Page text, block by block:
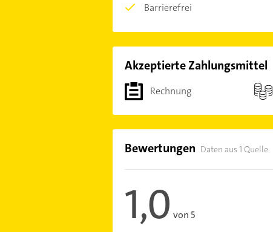
Barrierefrei
Akzeptierte Zahlungsmittel
Rechnung
Bewertungen Daten aus 1 Quelle
1,0 von 5